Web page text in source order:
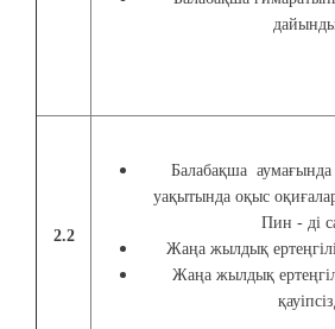
2.2
Балабақша аумағында
уақытында оқыс
Пин - ді
Жаңа жылдық
Жаңа жылдық